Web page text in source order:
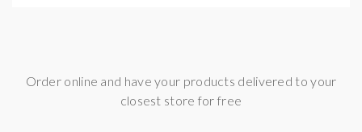
Widerstand.
Order online and have your products delivered to your
closest store for free